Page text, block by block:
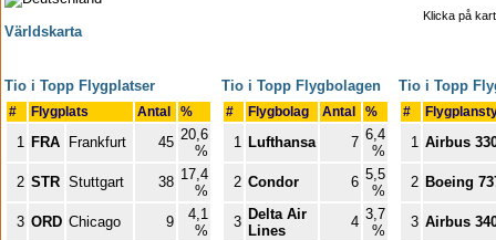
Klicka på
Världskarta
Tio i Topp Flygplatser
# Flygplats Antal %
1 FRA Frankfurt 45 20,6
%
2 STR Stuttgart 38 17,4
%
3 ORD Chicago 9
4,1
%
Tio i Topp Flygbolagen
# Flygbolag Antal %
1 Lufthansa 7 6,4
%
2 Condor 6 5,5
%
3 Delta Air
Lines
4 3,7
%
Tio i Topp
#
1 Airbus
2 Boeing
3 Airbus